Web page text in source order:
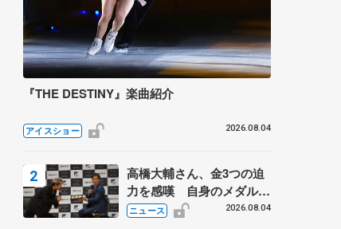
『THE DESTINY』楽曲紹介
アイスショー 2026.08.04
高橋大輔さん、金3つの迫
力を感嘆 自身のメダルは
「どちらに？」 〝リス兄
ニュース 2026.08.04